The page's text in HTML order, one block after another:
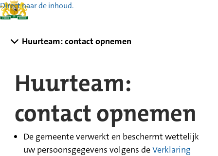
Direct naar de inhoud.
Huurteam:
contact opnemen
De gemeente verwerkt en beschermt wettelijk
uw persoonsgegevens volgens deVerklaring
Huurteam: contact opnemen